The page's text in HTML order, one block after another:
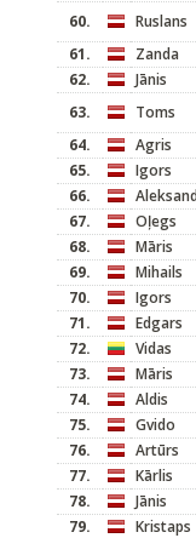
60.
Ruslans
61.
Zanda
62.
Jānis
63.
Toms
64.
Agris
65.
Igors
66.
67.
Oļegs
68.
Māris
69.
Mihails
70.
Igors
71.
Edgars
72.
Vidas
73.
Māris
74.
Aldis
75.
Gvido
76.
Artūrs
77.
Kārlis
78.
Jānis
79.
Kristaps